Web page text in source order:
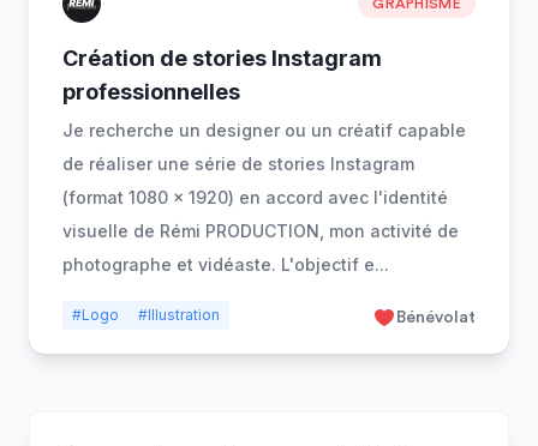
GRAPHISME
Création de stories Instagram
professionnelles
Je recherche un designer ou un créatif capable
de réaliser une série de stories Instagram
(format 1080 × 1920) en accord avec l'identité
visuelle de Rémi PRODUCTION, mon activité de
photographe et vidéaste. L'objectif e...
#Logo #Illustration Bénévolat